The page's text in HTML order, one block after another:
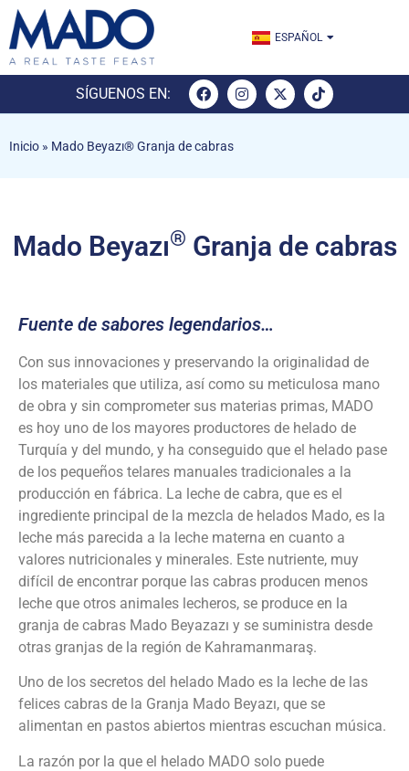
ESPAÑOL
TÜRKÇE
SÍGUENOS EN:
Inicio » Mado Beyazı® Granja de cabras
Mado Beyazı® Granja de cabras
Fuente de sabores legendarios…
Con sus innovaciones y preservando la originalidad de
los materiales que utiliza, así como su meticulosa mano
de obra y sin comprometer sus materias primas, MADO
es hoy uno de los mayores productores de helado de
Turquía y del mundo, y ha conseguido que el helado pase
de los pequeños telares manuales tradicionales a la
producción en fábrica. La leche de cabra, que es el
ingrediente principal de la mezcla de helados Mado, es la
leche más parecida a la leche materna en cuanto a
valores nutricionales y minerales. Este nutriente, muy
difícil de encontrar porque las cabras producen menos
leche que otros animales lecheros, se produce en la
granja de cabras Mado Beyazazı y se suministra desde
otras granjas de la región de Kahramanmaraş.
Uno de los secretos del helado Mado es la leche de las
felices cabras de la Granja Mado Beyazı, que se
alimentan en pastos abiertos mientras escuchan música.
La razón por la que el helado MADO solo puede